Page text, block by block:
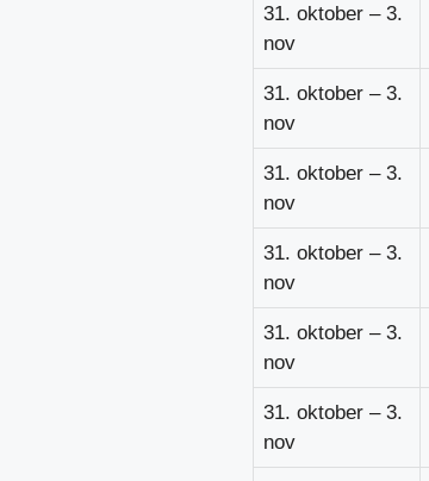
31. oktober – 3.
nov
31. oktober – 3.
nov
31. oktober – 3.
nov
31. oktober – 3.
nov
31. oktober – 3.
nov
31. oktober – 3.
nov